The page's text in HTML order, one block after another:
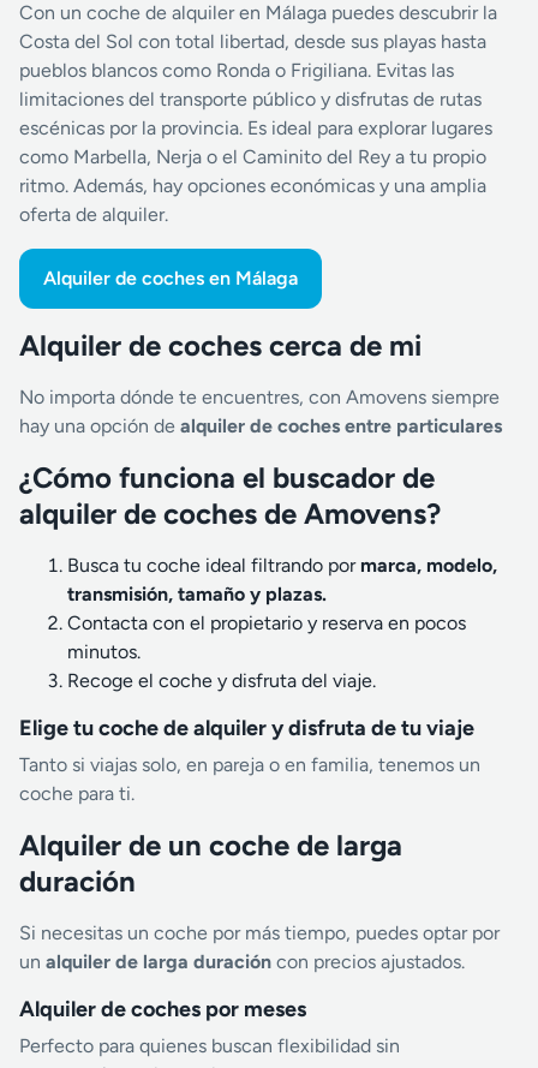
Con un coche de alquiler en Málaga puedes descubrir la
Costa del Sol con total libertad, desde sus playas hasta
pueblos blancos como Ronda o Frigiliana. Evitas las
limitaciones del transporte público y disfrutas de rutas
escénicas por la provincia. Es ideal para explorar lugares
como Marbella, Nerja o el Caminito del Rey a tu propio
ritmo. Además, hay opciones económicas y una amplia
oferta de alquiler.
Alquiler de coches en Málaga
Alquiler de coches cerca de mi
No importa dónde te encuentres, con Amovens siempre
hay una opción de alquiler de coches entre particulares
¿Cómo funciona el buscador de
alquiler de coches de Amovens?
Busca tu coche ideal filtrando por marca, modelo,
transmisión, tamaño y plazas.
Contacta con el propietario y reserva en pocos
minutos.
Recoge el coche y disfruta del viaje.
Elige tu coche de alquiler y disfruta de tu viaje
Tanto si viajas solo, en pareja o en familia, tenemos un
coche para ti.
Alquiler de un coche de larga
duración
Si necesitas un coche por más tiempo, puedes optar por
un alquiler de larga duración con precios ajustados.
Alquiler de coches por meses
Perfecto para quienes buscan flexibilidad sin